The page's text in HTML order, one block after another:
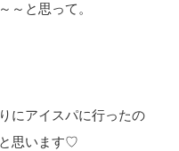
～と思って。
アイスパに行ったの
思います♡